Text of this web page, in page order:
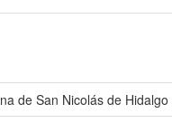
de San Nicolás de Hidalgo